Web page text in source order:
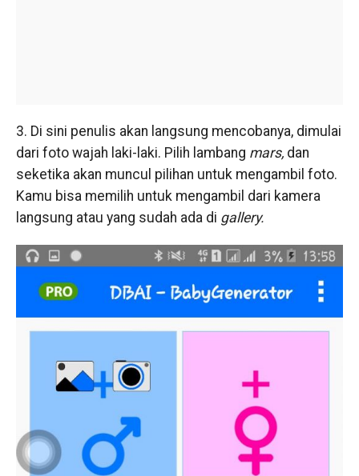
3. Di sini penulis akan langsung mencobanya, dimulai
dari foto wajah laki-laki. Pilih lambang mars, dan
seketika akan muncul pilihan untuk mengambil foto.
Kamu bisa memilih untuk mengambil dari kamera
langsung atau yang sudah ada di gallery.